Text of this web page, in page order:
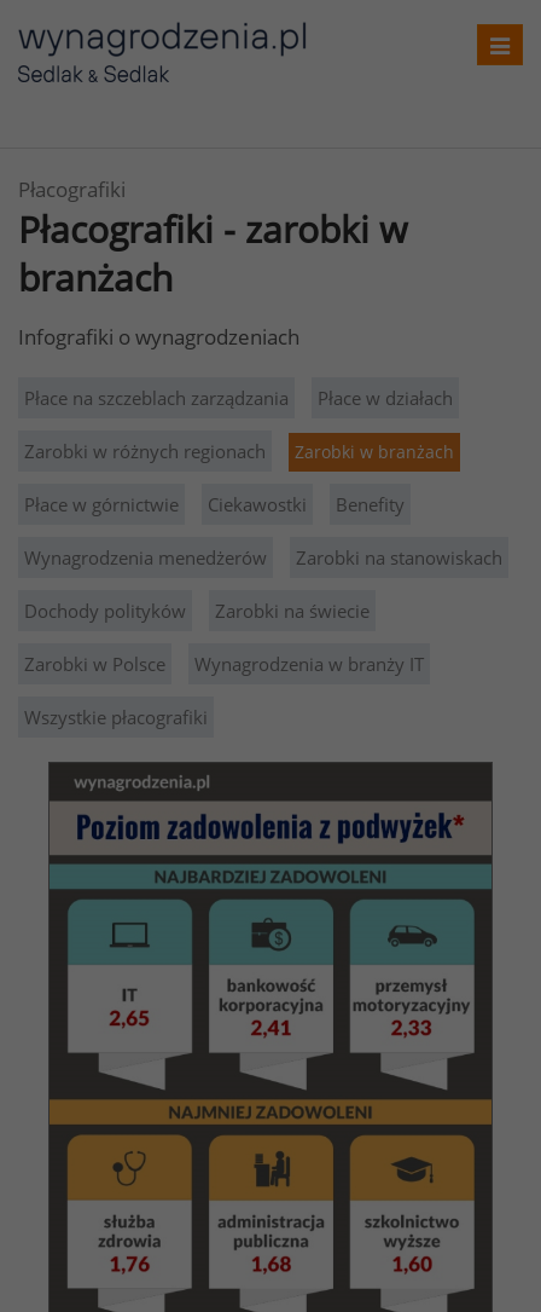
Płacografiki
Płacografiki - zarobki w
branżach
Infografiki o wynagrodzeniach
Płace na szczeblach zarządzania Płace w działach
Zarobki w różnych regionach Zarobki w branżach
Płace w górnictwie Ciekawostki Benefity
Wynagrodzenia menedżerów Zarobki na stanowiskach
Dochody polityków Zarobki na świecie
Zarobki w Polsce Wynagrodzenia w branży IT
Wszystkie płacografiki